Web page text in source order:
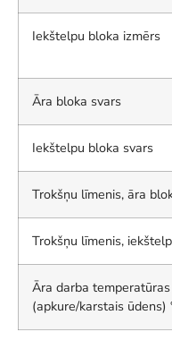
Iekštelpu bloka izmērs
Āra bloka svars
Iekštelpu bloka svars
Trokšņu līmenis, āra
Trokšņu līmenis,
Āra darba
(apkure/karstais ūdens)